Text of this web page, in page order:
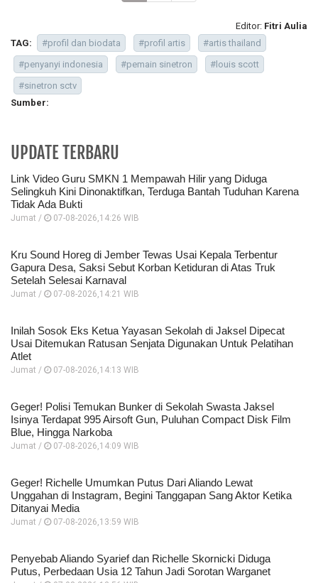
Editor: Fitri Aulia
TAG:
#profil dan biodata #profil artis
#artis thailand
#penyanyi indonesia
#pemain sinetron
#louis scott
#sinetron sctv
Sumber:
UPDATE TERBARU
Link Video Guru SMKN 1 Mempawah Hilir yang Diduga
Selingkuh Kini Dinonaktifkan, Terduga Bantah Tuduhan Karena
Tidak Ada Bukti
Jumat / 07-08-2026,14:26 WIB
Kru Sound Horeg di Jember Tewas Usai Kepala Terbentur
Gapura Desa, Saksi Sebut Korban Ketiduran di Atas Truk
Setelah Selesai Karnaval
Jumat / 07-08-2026,14:21 WIB
Inilah Sosok Eks Ketua Yayasan Sekolah di Jaksel Dipecat
Usai Ditemukan Ratusan Senjata Digunakan Untuk Pelatihan
Atlet
Jumat / 07-08-2026,14:13 WIB
Geger! Polisi Temukan Bunker di Sekolah Swasta Jaksel
Isinya Terdapat 995 Airsoft Gun, Puluhan Compact Disk Film
Blue, Hingga Narkoba
Jumat / 07-08-2026,14:09 WIB
Geger! Richelle Umumkan Putus Dari Aliando Lewat
Unggahan di Instagram, Begini Tanggapan Sang Aktor Ketika
Ditanyai Media
Jumat / 07-08-2026,13:59 WIB
Penyebab Aliando Syarief dan Richelle Skornicki Diduga
Putus, Perbedaan Usia 12 Tahun Jadi Sorotan Warganet